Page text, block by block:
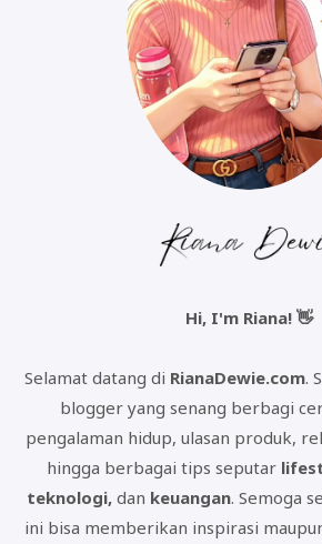
Hi, I'm Riana! 👋
Selamat datang di RianaDewie.com.
blogger yang senang berbagi
pengalaman hidup, ulasan produk,
hingga berbagai tips seputar
teknologi, dan keuangan. Semoga
ini bisa memberikan inspirasi